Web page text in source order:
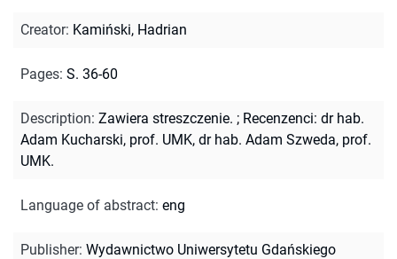
Creator: Kamiński, Hadrian
Pages: S. 36-60
Description: Zawiera streszczenie. ; Recenzenci: dr hab.
Adam Kucharski, prof. UMK, dr hab. Adam Szweda, prof.
UMK.
Language of abstract: eng
Publisher: Wydawnictwo Uniwersytetu Gdańskiego